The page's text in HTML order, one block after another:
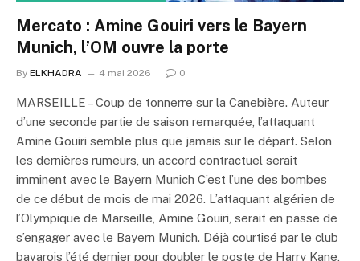
Mercato : Amine Gouiri vers le Bayern
Munich, l’OM ouvre la porte
By ELKHADRA 4 mai 2026 0
MARSEILLE – Coup de tonnerre sur la Canebière. Auteur
d’une seconde partie de saison remarquée, l’attaquant
Amine Gouiri semble plus que jamais sur le départ. Selon
les dernières rumeurs, un accord contractuel serait
imminent avec le Bayern Munich C’est l’une des bombes
de ce début de mois de mai 2026. L’attaquant algérien de
l’Olympique de Marseille, Amine Gouiri, serait en passe de
s’engager avec le Bayern Munich. Déjà courtisé par le club
bavarois l’été dernier pour doubler le poste de Harry Kane,